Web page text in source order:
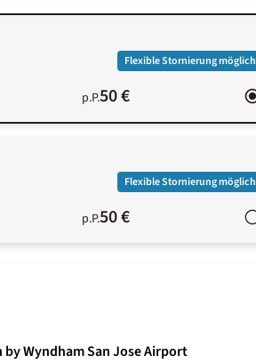
Flexible Stornierung möglich
p.P.50 €
Flexible Stornierung möglich
p.P.50 €
by Wyndham San Jose Airport